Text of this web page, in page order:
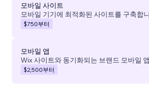
모바일 사이트
모바일 기기에 최적화된 사이트를 구축합
$750부터
모바일 앱
Wix 사이트와 동기화되는 브랜드 모바일
$2,500부터